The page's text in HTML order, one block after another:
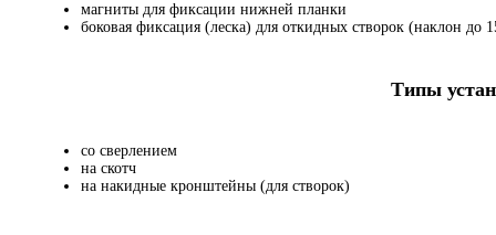
магниты для фиксации нижней планки
боковая фиксация (леска) для откидных створок (наклон до
Типы
со сверлением
на скотч
на накидные кронштейны (для створок)